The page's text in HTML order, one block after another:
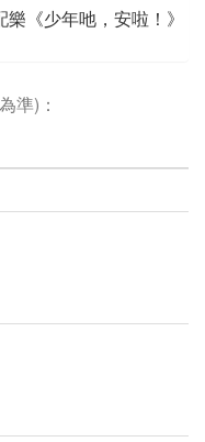
《少年吔，安啦！》
準)：